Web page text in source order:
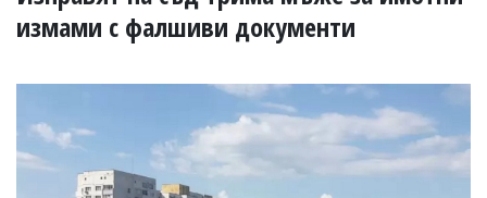
УКРАЙНА
РАЗСЛЕДВАНЕ
ЮГ
измами с фалшиви документи